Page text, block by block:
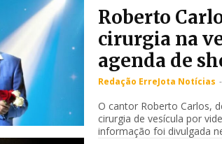
Roberto
cirurgia na
agenda de
Redação ErreJota Notícias -
O cantor Roberto Carlos,
cirurgia de vesícula por
informação foi divulgada